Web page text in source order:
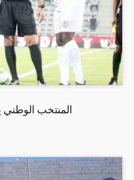
المنتخب الوطني